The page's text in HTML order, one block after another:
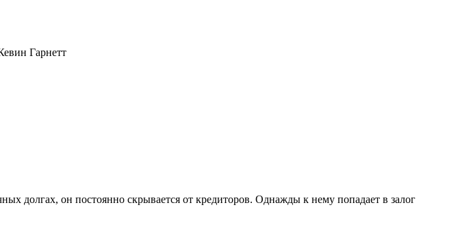
Гарнетт
долгах, он постоянно скрывается от кредиторов. Однажды к нему попадает в залог